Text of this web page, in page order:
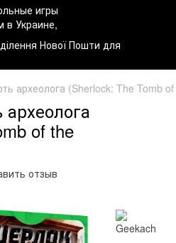
Нової Пошти для
археолога (Sherlock: The Tomb
of the
отзыв